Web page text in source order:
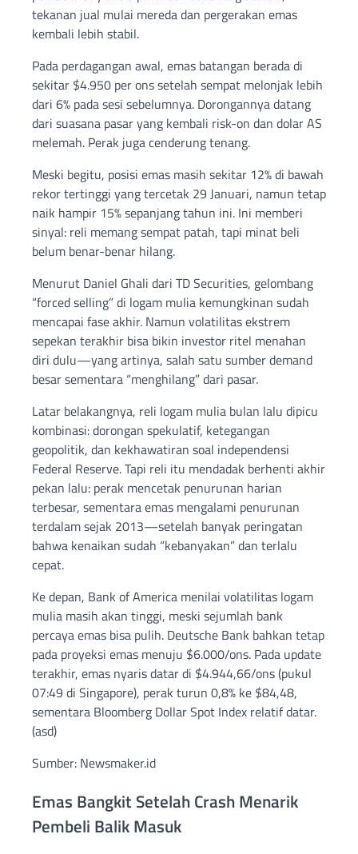
tekanan jual mulai mereda dan pergerakan emas
kembali lebih stabil.
Pada perdagangan awal, emas batangan berada di
sekitar $4.950 per ons setelah sempat melonjak lebih
dari 6% pada sesi sebelumnya. Dorongannya datang
dari suasana pasar yang kembali risk-on dan dolar AS
melemah. Perak juga cenderung tenang.
Meski begitu, posisi emas masih sekitar 12% di bawah
rekor tertinggi yang tercetak 29 Januari, namun tetap
naik hampir 15% sepanjang tahun ini. Ini memberi
sinyal: reli memang sempat patah, tapi minat beli
belum benar-benar hilang.
Menurut Daniel Ghali dari TD Securities, gelombang
“forced selling” di logam mulia kemungkinan sudah
mencapai fase akhir. Namun volatilitas ekstrem
sepekan terakhir bisa bikin investor ritel menahan
diri dulu—yang artinya, salah satu sumber demand
besar sementara “menghilang” dari pasar.
Latar belakangnya, reli logam mulia bulan lalu dipicu
kombinasi: dorongan spekulatif, ketegangan
geopolitik, dan kekhawatiran soal independensi
Federal Reserve. Tapi reli itu mendadak berhenti akhir
pekan lalu: perak mencetak penurunan harian
terbesar, sementara emas mengalami penurunan
terdalam sejak 2013—setelah banyak peringatan
bahwa kenaikan sudah “kebanyakan” dan terlalu
cepat.
Ke depan, Bank of America menilai volatilitas logam
mulia masih akan tinggi, meski sejumlah bank
percaya emas bisa pulih. Deutsche Bank bahkan tetap
pada proyeksi emas menuju $6.000/ons. Pada update
terakhir, emas nyaris datar di $4.944,66/ons (pukul
07:49 di Singapore), perak turun 0,8% ke $84,48,
sementara Bloomberg Dollar Spot Index relatif datar.
(asd)
Sumber: Newsmaker.id
Emas Bangkit Setelah Crash Menarik
Pembeli Balik Masuk